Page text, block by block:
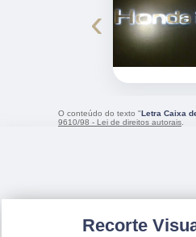
‹
O conteúdo do texto "Letra Caixa
9610/98 - Lei de direitos autorais.
Recorte